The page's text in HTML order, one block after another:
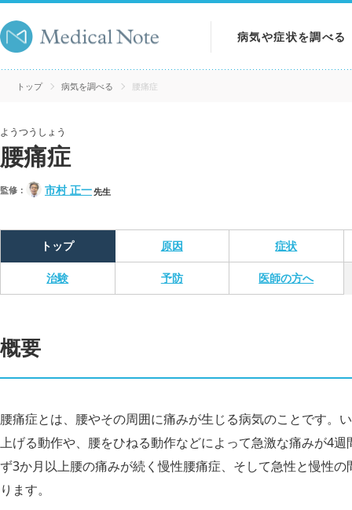
病気や症状を調べる
病気を調べる
トップ 病気を調べる 腰痛症
ようつうしょう
腰痛症
監修： 市村 正一先生
トップ 原因 症状
治験 予防 医師の方へ
概要
腰痛症とは、腰やその周囲に痛みが生じる病気のことです。
上げる動作や、腰をひねる動作などによって急激な痛みが4
ず3か月以上腰の痛みが続く慢性腰痛症、そして急性と慢性
ります。